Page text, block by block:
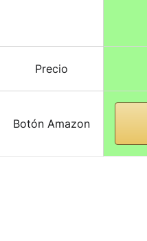
Precio
Botón Amazon